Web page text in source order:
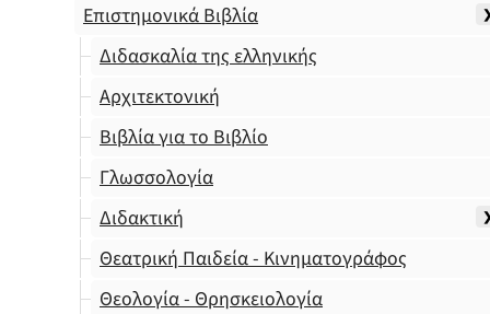
Επιστημονικά Βιβλία
Διδασκαλία της ελληνικής
Αρχιτεκτονική
Βιβλία για το Βιβλίο
Γλωσσολογία
Διδακτική
Θεατρική Παιδεία - Κινηματογράφος
Θεολογία - Θρησκειολογία